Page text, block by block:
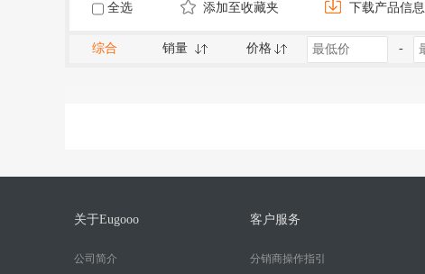
全选 添加至收藏夹 下载产品信息
综合 销量 价格 -
关于Eugooo
公司简介
客户服务
分销商操作指引